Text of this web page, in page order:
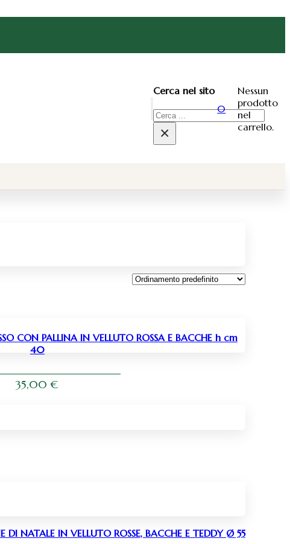
Cerca nel sito
Cerca
×
0
Nessun
prodotto
nel
carrello.
CON PALLINA IN VELLUTO ROSSA E BACCHE h cm
40
35,00€
NATALE IN VELLUTO ROSSE, BACCHE E TEDDY Ø 55